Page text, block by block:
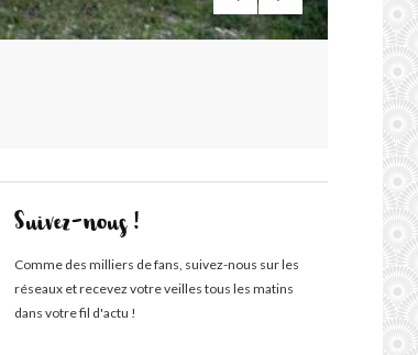
Suivez-nous !
Comme des milliers de fans, suivez-nous sur les
réseaux et recevez votre veilles tous les matins
dans votre fil d'actu !